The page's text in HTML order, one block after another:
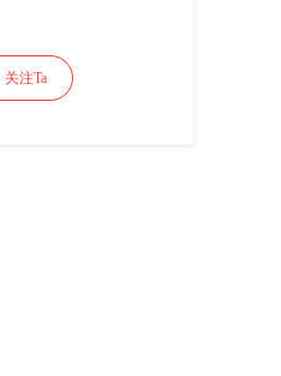
关注Ta